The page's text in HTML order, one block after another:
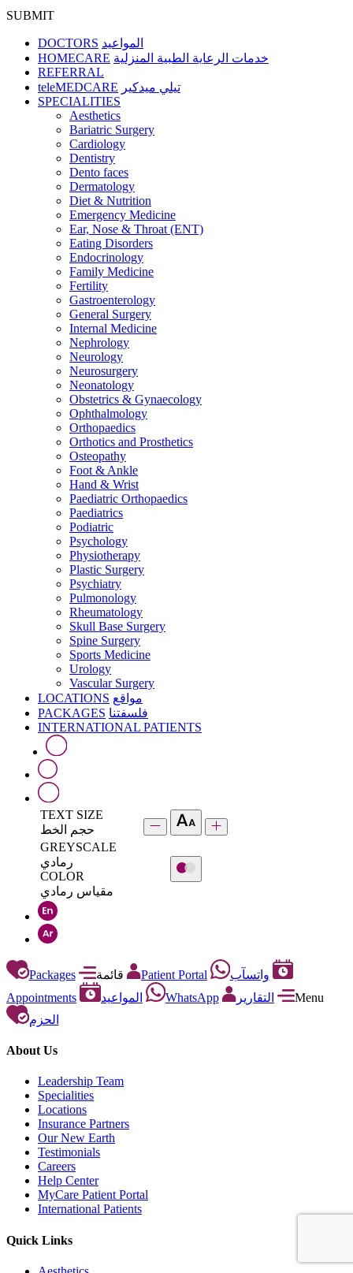
SUBMIT
DOCTORS المواعيد
HOMECARE خدمات الرعاية الطبية المنزلية
REFERRAL
teleMEDCARE تيلي ميدكير
SPECIALITIES
Aesthetics
Bariatric Surgery
Cardiology
Dentistry
Dento faces
Dermatology
Diet & Nutrition
Emergency Medicine
Ear, Nose & Throat (ENT)
Eating Disorders
Endocrinology
Family Medicine
Fertility
Gastroenterology
General Surgery
Internal Medicine
Nephrology
Neurology
Neurosurgery
Neonatology
Obstetrics & Gynaecology
Ophthalmology
Orthopaedics
Orthotics and Prosthetics
Osteopathy
Foot & Ankle
Hand & Wrist
Paediatric Orthopaedics
Paediatrics
Podiatric
Psychology
Physiotherapy
Plastic Surgery
Psychiatry
Pulmonology
Rheumatology
Skull Base Surgery
Spine Surgery
Sports Medicine
Urology
Vascular Surgery
LOCATIONS مواقع
PACKAGES فلسفتنا
INTERNATIONAL PATIENTS
TEXT SIZE
حجم الخط
GREYSCALE
رمادي
COLOR
مقياس رمادي
Packages Patient Portal
واتسآب
Appointments
المواعيد WhatsApp التقارير
Menu
الحزم
About Us
Leadership Team
Specialities
Locations
Insurance Partners
Our New Earth
Testimonials
Careers
Help Center
MyCare Patient Portal
International Patients
Quick Links